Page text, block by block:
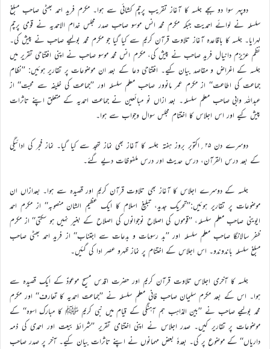
دوپہر سوا دو بجے جلسہ کا آغاز تقریب پرچم کشائی سے ہوا۔ مکرم فرید احمد بھٹی صاحب مبلغ
سلسلہ نے لوائے احمدیت جبکہ مکرم محمد انس موسو صاحب صدر مجلس خدام الاحمدیہ نے قومی پرچم
لہرایا۔ جلسہ کا باقاعدہ آغاز تلاوت قرآن کریم سے کیا گیا جو مکرم محمد بولیمے صاحب نے پیش کی۔
نظم عزیزم دانیال فرید صاحب نے پیش کی، مکرم انس محمد موسو صاحب نے اپنی افتتاحی تقریر میں
جلسہ کے اغراض و مقاصد بیان کیے۔ افتتاحی دعا کے بعد ان موضوعات پر تقاریر ہوئیں: ’’نظام
جماعت کی اطاعت‘‘ از مکرم عمر مانوور صاحب معلم سلسلہ اور ’’جماعت کی خلیفہ سے محبت‘‘ از
عبداللہ وابی صاحب معلم سلسلہ۔ بعد ازاں نو مبائعین نے جماعت احمدیہ کے متعلق اپنے تاثرات
پیش کیے اور اس اجلاس کا اختتام مجلس سوال وجواب سے ہوا۔
دوسرے دن ۲۵؍اکتوبر بروز ہفتہ جلسہ کا آغاز بھی نماز تہجد سے کیا گیا۔ نماز فجر کی ادائیگی
کے بعد درس القرآن، درس حدیث اور درس ملفوظات دیے گئے۔
جلسہ کے دوسرے اجلاس کا آغاز بھی تلاوت قرآن کریم اور قصیدہ سے ہوا۔ بعدازاں ان
موضوعات پر تقاریر ہوئیں:’’تحریک جدید، تبلیغ اسلام کا ایک عظیم الشان منصوبہ‘‘ از مکرم احمد
ایوینی صاحب معلم سلسلہ، ’’قوموں کی اصلاح نوجوانوں کی اصلاح کے بغیر نہیں ہو سکتی‘‘ از مکرم
ظفر سالانگا صاحب معلم سلسلہ اور ’’بد رسومات و بدعات سے اجتناب‘‘ از فرید احمد بھٹی صاحب
مبلغ سلسلہ باندوندو۔ اس اجلاس کے اختتام پر نماز ظہرو عصر ادا کی گئیں۔
جلسہ کا آخری اجلاس تلاوت قرآن کریم اور حضرت اقدس مسیح موعودؑ کے ایک قصیدہ سے
ہوا۔ اس کے بعد مکرم سلیمان صاحب فانی معلم سلسلہ نے ’’جماعت احمدیہ کا تعارف‘‘ اور مکرم
محمد بولیمے صاحب نے ’’بین المذاہب ہم آہنگی کے قیام میں نبی کریم ﷺ کا مبارک اسوہ‘‘ کے
موضوعات پر تقاریر کیں۔ صدر اجلاس نے اپنی اختتامی تقریر ’’شرائط بیعت اور احمدی کی ذمہ
داریاں‘‘ کے موضوع پر کی۔ بعدہٗ بعض مہمانوں نے اپنے تاثرات بیان کیے۔ آخر پر صدر صاحب